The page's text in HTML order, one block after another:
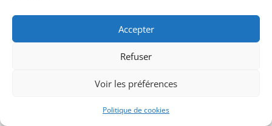
Accepter
Refuser
Voir les préférences
Politique de cookies